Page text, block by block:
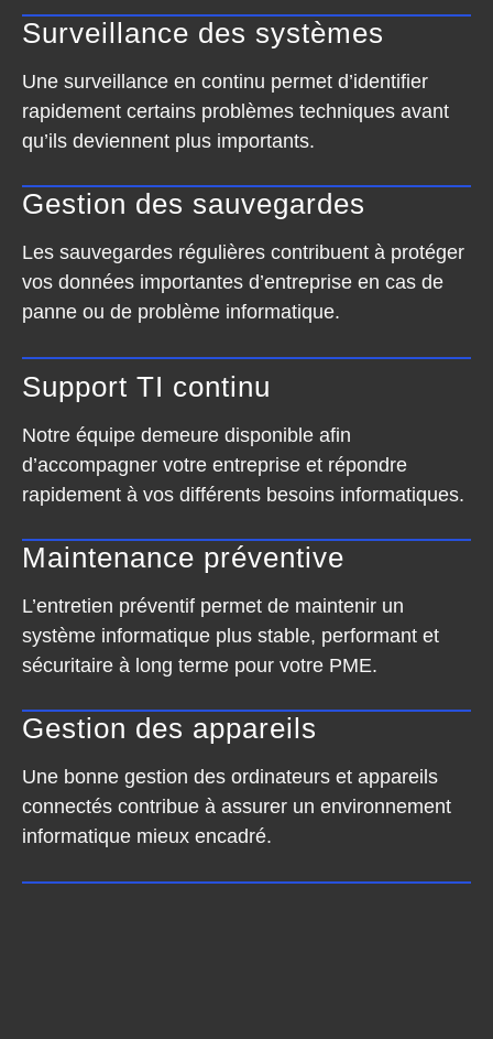
Surveillance des systèmes
Une surveillance en continu permet d’identifier
rapidement certains problèmes techniques avant
qu’ils deviennent plus importants.
Gestion des sauvegardes
Les sauvegardes régulières contribuent à protéger
vos données importantes d’entreprise en cas de
panne ou de problème informatique.
Support TI continu
Notre équipe demeure disponible afin
d’accompagner votre entreprise et répondre
rapidement à vos différents besoins informatiques.
Maintenance préventive
L’entretien préventif permet de maintenir un
système informatique plus stable, performant et
sécuritaire à long terme pour votre PME.
Gestion des appareils
Une bonne gestion des ordinateurs et appareils
connectés contribue à assurer un environnement
informatique mieux encadré.